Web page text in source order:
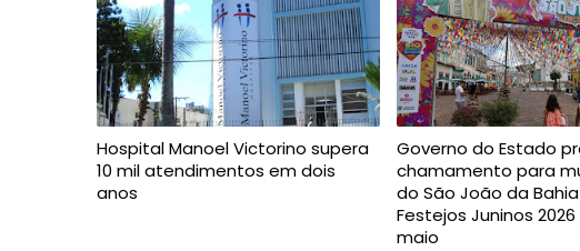
Hospital Manoel Victorino supera
10 mil atendimentos em dois
anos
Governo do Estado
chamamento para
do São João da
Festejos Juninos
maio